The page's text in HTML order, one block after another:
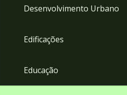
Desenvolvimento Urbano
Edificações
Educação